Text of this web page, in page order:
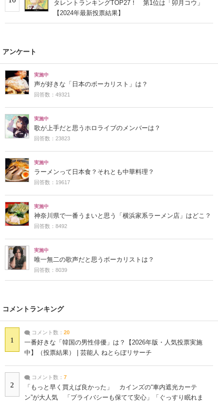
タレントランキングTOP27！ 第1位は「卯月コウ」
【2024年最新投票結果】
アンケート
実施中
声が好きな「日本のボーカリスト」は？
回答数：49321
実施中
歌が上手だと思うホロライブのメンバーは？
回答数：23823
実施中
ラーメンって日本食？それとも中華料理？
回答数：19617
実施中
神奈川県で一番うまいと思う「横浜家系ラーメン店」はどこ？
回答数：8492
実施中
唯一無二の歌声だと思うボーカリストは？
回答数：8039
コメントランキング
1
コメント数： 20
一番好きな「韓国の男性俳優」は？【2026年版・人気投票実施
中】（投票結果） | 芸能人 ねとらぼリサーチ
2
コメント数： 7
「もっと早く買えば良かった」 カインズの“車内遮光カーテ
ン”が大人気 「プライバシーも保てて安心」「ぐっすり眠れま